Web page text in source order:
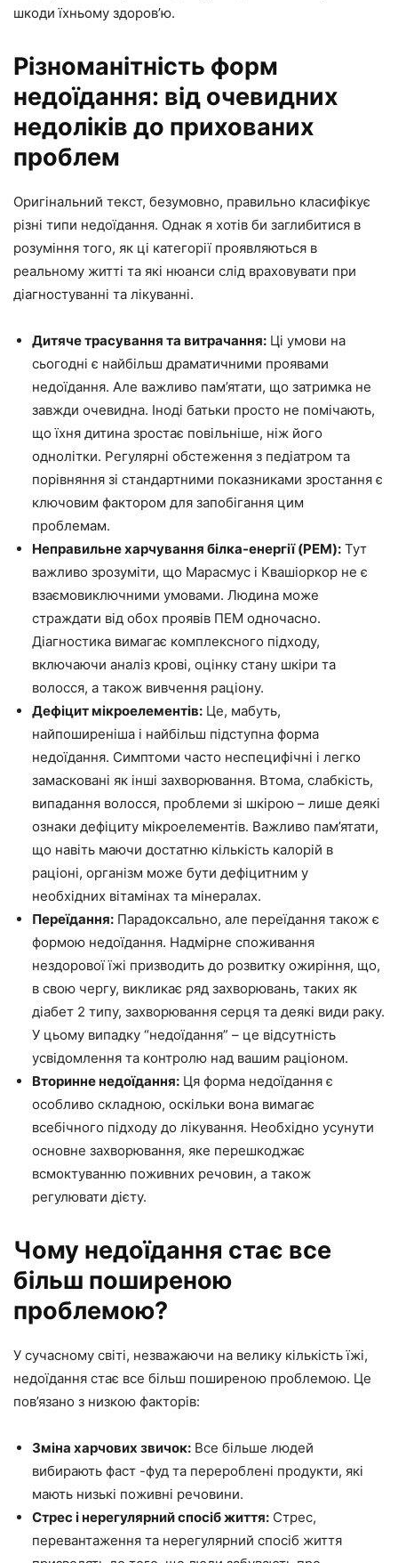
шкоди їхньому здоров’ю.
Різноманітність форм
недоїдання: від очевидних
недоліків до прихованих
проблем
Оригінальний текст, безумовно, правильно класифікує
різні типи недоїдання. Однак я хотів би заглибитися в
розуміння того, як ці категорії проявляються в
реальному житті та які нюанси слід враховувати при
діагностуванні та лікуванні.
Дитяче трасування та витрачання: Ці умови на
сьогодні є найбільш драматичними проявами
недоїдання. Але важливо пам’ятати, що затримка не
завжди очевидна. Іноді батьки просто не помічають,
що їхня дитина зростає повільніше, ніж його
однолітки. Регулярні обстеження з педіатром та
порівняння зі стандартними показниками зростання є
ключовим фактором для запобігання цим
проблемам.
Неправильне харчування білка-енергії (PEM): Тут
важливо зрозуміти, що Марасмус і Квашіоркор не є
взаємовиключними умовами. Людина може
страждати від обох проявів ПЕМ одночасно.
Діагностика вимагає комплексного підходу,
включаючи аналіз крові, оцінку стану шкіри та
волосся, а також вивчення раціону.
Дефіцит мікроелементів: Це, мабуть,
найпоширеніша і найбільш підступна форма
недоїдання. Симптоми часто неспецифічні і легко
замасковані як інші захворювання. Втома, слабкість,
випадання волосся, проблеми зі шкірою – лише деякі
ознаки дефіциту мікроелементів. Важливо пам’ятати,
що навіть маючи достатню кількість калорій в
раціоні, організм може бути дефіцитним у
необхідних вітамінах та мінералах.
Переїдання: Парадоксально, але переїдання також є
формою недоїдання. Надмірне споживання
нездорової їжі призводить до розвитку ожиріння, що,
в свою чергу, викликає ряд захворювань, таких як
діабет 2 типу, захворювання серця та деякі види раку.
У цьому випадку “недоїдання” – це відсутність
усвідомлення та контролю над вашим раціоном.
Вторинне недоїдання: Ця форма недоїдання є
особливо складною, оскільки вона вимагає
всебічного підходу до лікування. Необхідно усунути
основне захворювання, яке перешкоджає
всмоктуванню поживних речовин, а також
регулювати дієту.
Чому недоїдання стає все
більш поширеною
проблемою?
У сучасному світі, незважаючи на велику кількість їжі,
недоїдання стає все більш поширеною проблемою. Це
пов’язано з низкою факторів:
Зміна харчових звичок: Все більше людей
вибирають фаст -фуд та перероблені продукти, які
мають низькі поживні речовини.
Стрес і нерегулярний спосіб життя: Стрес,
перевантаження та нерегулярний спосіб життя